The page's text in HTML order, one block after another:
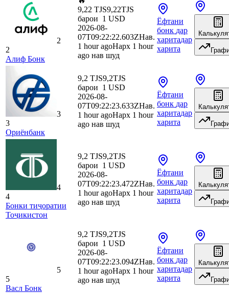
2
2
Алиф Бонк
9,22 TJS9,22TJS
барои 1 USD
2026-08-
07T09:22:22.603ZНав.
1 hour agoНарх 1 hour
ago нав шуд
Ёфтани
бонк дар
харитадар
харита
3
3
Ориёнбанк
9,2 TJS9,2TJS
барои 1 USD
2026-08-
07T09:22:23.633ZНав.
1 hour agoНарх 1 hour
ago нав шуд
Ёфтани
бонк дар
харитадар
харита
4
4
Бонки тиҷоратии
Тоҷикистон
9,2 TJS9,2TJS
барои 1 USD
2026-08-
07T09:22:23.472ZНав.
1 hour agoНарх 1 hour
ago нав шуд
Ёфтани
бонк дар
харитадар
харита
5
5
Васл Бонк
9,2 TJS9,2TJS
барои 1 USD
2026-08-
07T09:22:23.094ZНав.
1 hour agoНарх 1 hour
ago нав шуд
Ёфтани
бонк дар
харитадар
харита